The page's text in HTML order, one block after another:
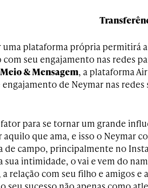
uma plataforma própria permitirá
seu engajamento nas redes
Meio & Mensagem, a plataforma
de Neymar nas redes
para se tornar um grande
que ama, e isso o Neymar
de campo, principalmente no
sua intimidade, o vai e vem do
relação com seu filho e amigos e